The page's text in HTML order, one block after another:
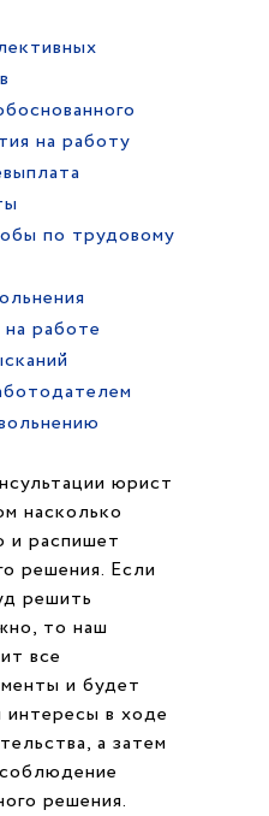
на работу
по трудовому
работе
юрист
насколько
и распишет
решения. Если
решить
то наш
все
и будет
интересы в ходе
а затем
решения.